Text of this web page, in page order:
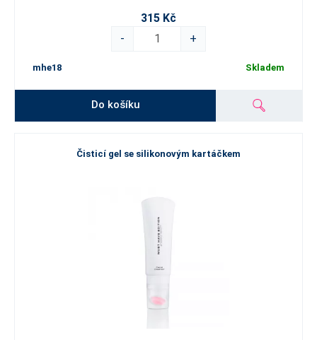
315 Kč
-
+
mhe18 Skladem
Do košíku
Čisticí gel se silikonovým kartáčkem